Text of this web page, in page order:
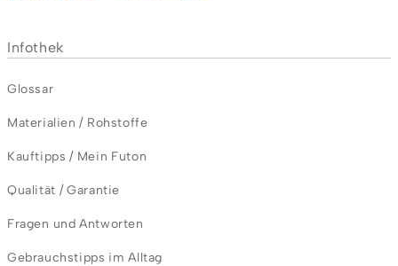
Infothek
Glossar
Materialien / Rohstoffe
Kauftipps / Mein Futon
Qualität / Garantie
Fragen und Antworten
Gebrauchstipps im Alltag